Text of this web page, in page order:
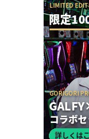
声が出ず
険証無し